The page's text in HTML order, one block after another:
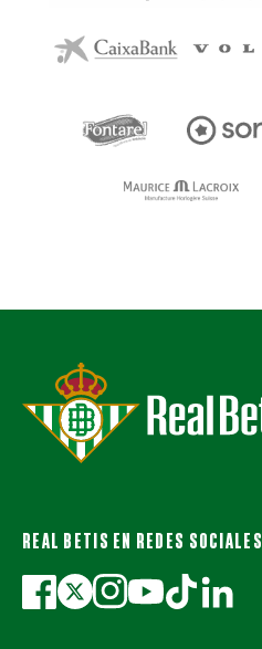
REAL BETIS EN REDES SOCIALES